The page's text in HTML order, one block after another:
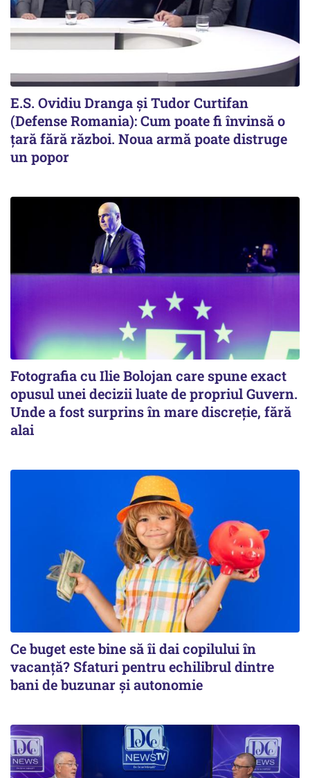
E.S. Ovidiu Dranga și Tudor Curtifan
(Defense Romania): Cum poate fi învinsă o
țară fără război. Noua armă poate distruge
un popor
Fotografia cu Ilie Bolojan care spune exact
opusul unei decizii luate de propriul Guvern.
Unde a fost surprins în mare discreție, fără
alai
Ce buget este bine să îi dai copilului în
vacanță? Sfaturi pentru echilibrul dintre
bani de buzunar și autonomie